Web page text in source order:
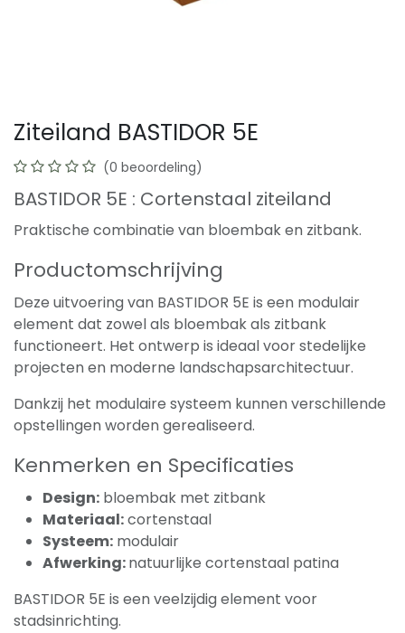
Ziteiland BASTIDOR 5E
(0 beoordeling)
BASTIDOR 5E : Cortenstaal ziteiland
Praktische combinatie van bloembak en zitbank.
Productomschrijving
Deze uitvoering van BASTIDOR 5E is een modulair
element dat zowel als bloembak als zitbank
functioneert. Het ontwerp is ideaal voor stedelijke
projecten en moderne landschapsarchitectuur.
Dankzij het modulaire systeem kunnen verschillende
opstellingen worden gerealiseerd.
Kenmerken en Specificaties
Design: bloembak met zitbank
Materiaal:cortenstaal
Systeem: modulair
Afwerking:natuurlijke cortenstaal patina
BASTIDOR 5E is een veelzijdig element voor
stadsinrichting.